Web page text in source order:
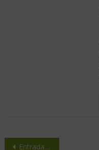
Entradas anteriores